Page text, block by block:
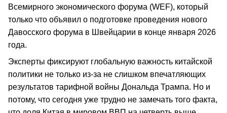
Всемирного экономического форума (WEF), который
только что объявил о подготовке проведения нового
Давосского форума в Швейцарии в конце января 2026
года.
Эксперты фиксируют глобальную важность китайской
политики не только из-за не слишком впечатляющих
результатов тарифной войны Дональда Трампа. Но и
потому, что сегодня уже трудно не замечать того факта,